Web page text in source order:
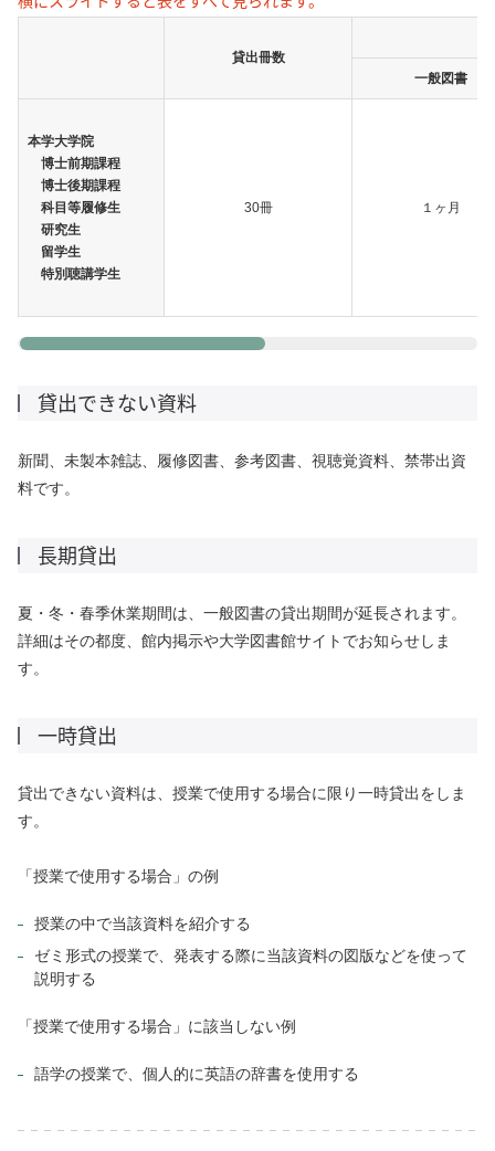
貸出冊数
一般図書
本学大学院
博士前期課程
博士後期課程
科目等履修生
研究生
留学生
特別聴講学生
30冊 １ヶ月
貸出できない資料
新聞、未製本雑誌、履修図書、参考図書、視聴覚資料、禁帯出資
料です。
長期貸出
夏・冬・春季休業期間は、一般図書の貸出期間が延長されます。
詳細はその都度、館内掲示や大学図書館サイトでお知らせしま
す。
一時貸出
貸出できない資料は、授業で使用する場合に限り一時貸出をしま
す。
「授業で使用する場合」の例
授業の中で当該資料を紹介する
ゼミ形式の授業で、発表する際に当該資料の図版などを使って
説明する
「授業で使用する場合」に該当しない例
語学の授業で、個人的に英語の辞書を使用する